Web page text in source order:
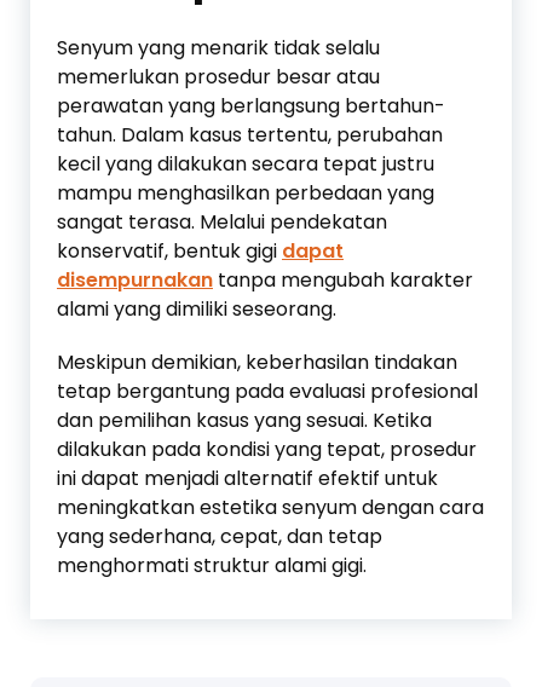
Senyum yang menarik tidak selalu
memerlukan prosedur besar atau
perawatan yang berlangsung bertahun-
tahun. Dalam kasus tertentu, perubahan
kecil yang dilakukan secara tepat justru
mampu menghasilkan perbedaan yang
sangat terasa. Melalui pendekatan
konservatif, bentuk gigi dapat
disempurnakan tanpa mengubah karakter
alami yang dimiliki seseorang.
Meskipun demikian, keberhasilan tindakan
tetap bergantung pada evaluasi profesional
dan pemilihan kasus yang sesuai. Ketika
dilakukan pada kondisi yang tepat, prosedur
ini dapat menjadi alternatif efektif untuk
meningkatkan estetika senyum dengan cara
yang sederhana, cepat, dan tetap
menghormati struktur alami gigi.